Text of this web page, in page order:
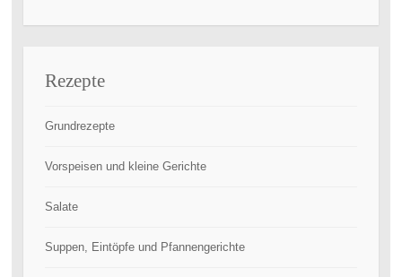
Rezepte
Grundrezepte
Vorspeisen und kleine Gerichte
Salate
Suppen, Eintöpfe und Pfannengerichte